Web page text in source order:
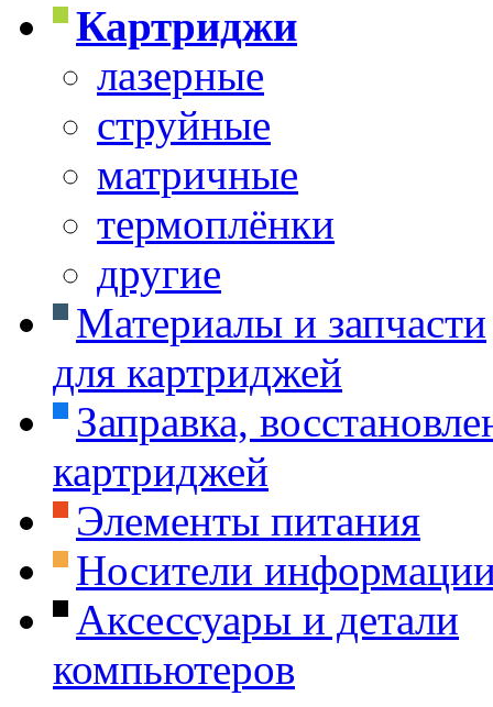
Картриджи
лазерные
струйные
матричные
термоплёнки
другие
Материалы и запчасти
для картриджей
Заправка,
картриджей
Элементы питания
Носители
Аксессуары и детали
компьютеров